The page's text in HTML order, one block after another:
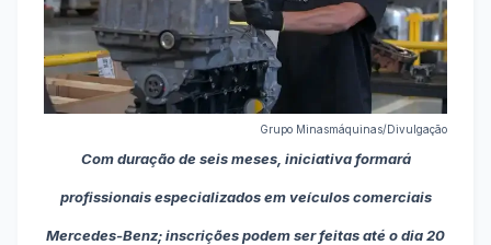
Grupo Minasmáquinas/Divulgação
Com duração de seis meses, iniciativa formará
profissionais especializados em veículos comerciais
Mercedes-Benz; inscrições podem ser feitas até o dia 20